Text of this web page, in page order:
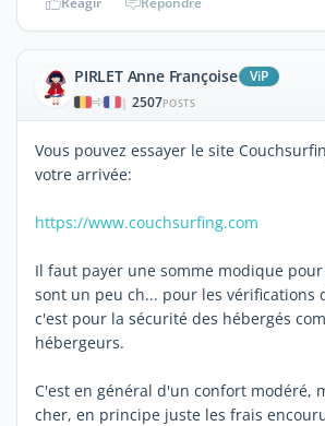
PIRLET Anne Françoise ViP
| 2507POSTS
Vous pouvez essayer le site
votre arrivée:
https://www.couchsurfing.com
Il faut payer une somme modique
sont un peu ch... pour les vérifications
c'est pour la sécurité des hébergés
hébergeurs.
C'est en général d'un confort modéré,
cher, en principe juste les frais